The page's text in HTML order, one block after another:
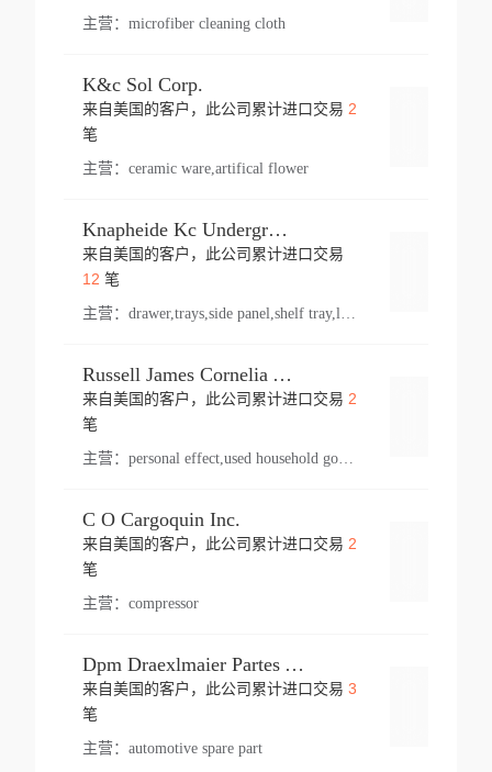
主营： microfiber cleaning cloth
K&c Sol Corp.
来自美国的客户，此公司累计进口交易 2
笔
主营： ceramic ware,artifical flower
Knapheide Kc Underground
来自美国的客户，此公司累计进口交易
12 笔
主营：
Russell James Cornelia Arlington Va
来自美国的客户，此公司累计进口交易 2
笔
主营： personal effect,used household goods
C O Cargoquin Inc.
来自美国的客户，此公司累计进口交易 2
笔
主营： compressor
Dpm Draexlmaier Partes Automotrices Corr Ind Huejotzingo
来自美国的客户，此公司累计进口交易 3
笔
主营： automotive spare part